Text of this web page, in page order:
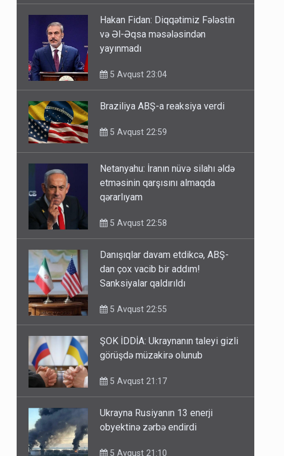
Hakan Fidan: Diqqətimiz Fələstin
və Əl-Əqsa məsələsindən
Netanyahu: İranın nüvə silahı əldə
etməsinin qarşısını almaqda
Danışıqlar davam etdikcə, ABŞ-
dan çox vacib bir addım!
ŞOK İDDİA: Ukraynanın taleyi gizli
Ukrayna Rusiyanın 13 enerji